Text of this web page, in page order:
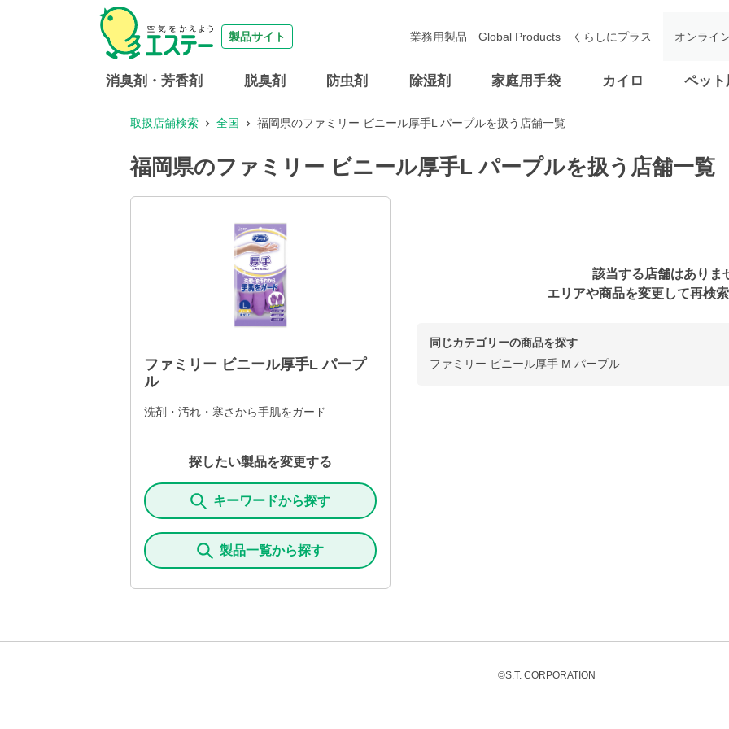
製品サイト
消臭剤・芳香剤 脱臭剤 防虫剤 除湿剤 家庭用手袋 カイロ ペット
業務用製品 Global Products くらしにプラス オンライ
取扱店舗検索 全国 福岡県のファミリー ビニール厚手L パープルを扱う店舗一覧
福岡県のファミリー ビニール厚手L パープルを扱う店舗一覧
ファミリー ビニール厚手L パープ
ル
洗剤・汚れ・寒さから手肌をガード
探したい製品を変更する
キーワードから探す
製品一覧から探す
該当する店舗はありま
エリアや商品を変更して再検
同じカテゴリーの商品を探す
ファミリー ビニール厚手 M パープル
©S.T. CORPORATION